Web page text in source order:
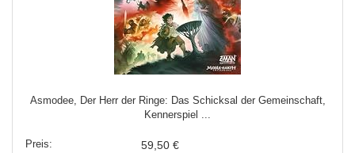
Asmodee, Der Herr der Ringe: Das Schicksal der Gemeinschaft,
Kennerspiel ...
59,50 €